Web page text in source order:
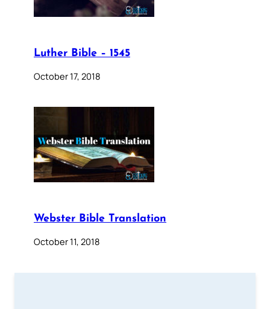
Luther Bible – 1545
October 17, 2018
Webster Bible Translation
October 11, 2018